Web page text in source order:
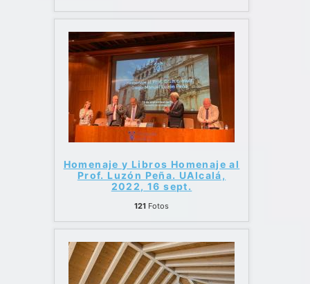
Homenaje y Libros Homenaje al
Prof. Luzón Peña. UAlcalá,
2022, 16 sept.
121 Fotos